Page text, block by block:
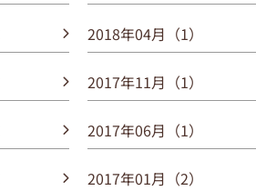
2018年04月（1）
2017年11月（1）
2017年06月（1）
2017年01月（2）